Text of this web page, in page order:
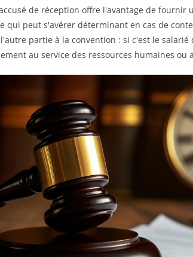
de réception offre l'avantage de fournir
qui peut s'avérer déterminant en cas de
partie à la convention : si c'est le salarié
au service des ressources humaines